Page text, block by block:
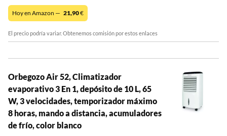
Hoy en Amazon — 21,90€
El precio podría variar. Obtenemos comisión por estos enlaces
Orbegozo Air 52, Climatizador
evaporativo 3 En 1, depósito de 10 L, 65
W, 3 velocidades, temporizador máximo
8 horas, mando a distancia, acumuladores
de frío, color blanco